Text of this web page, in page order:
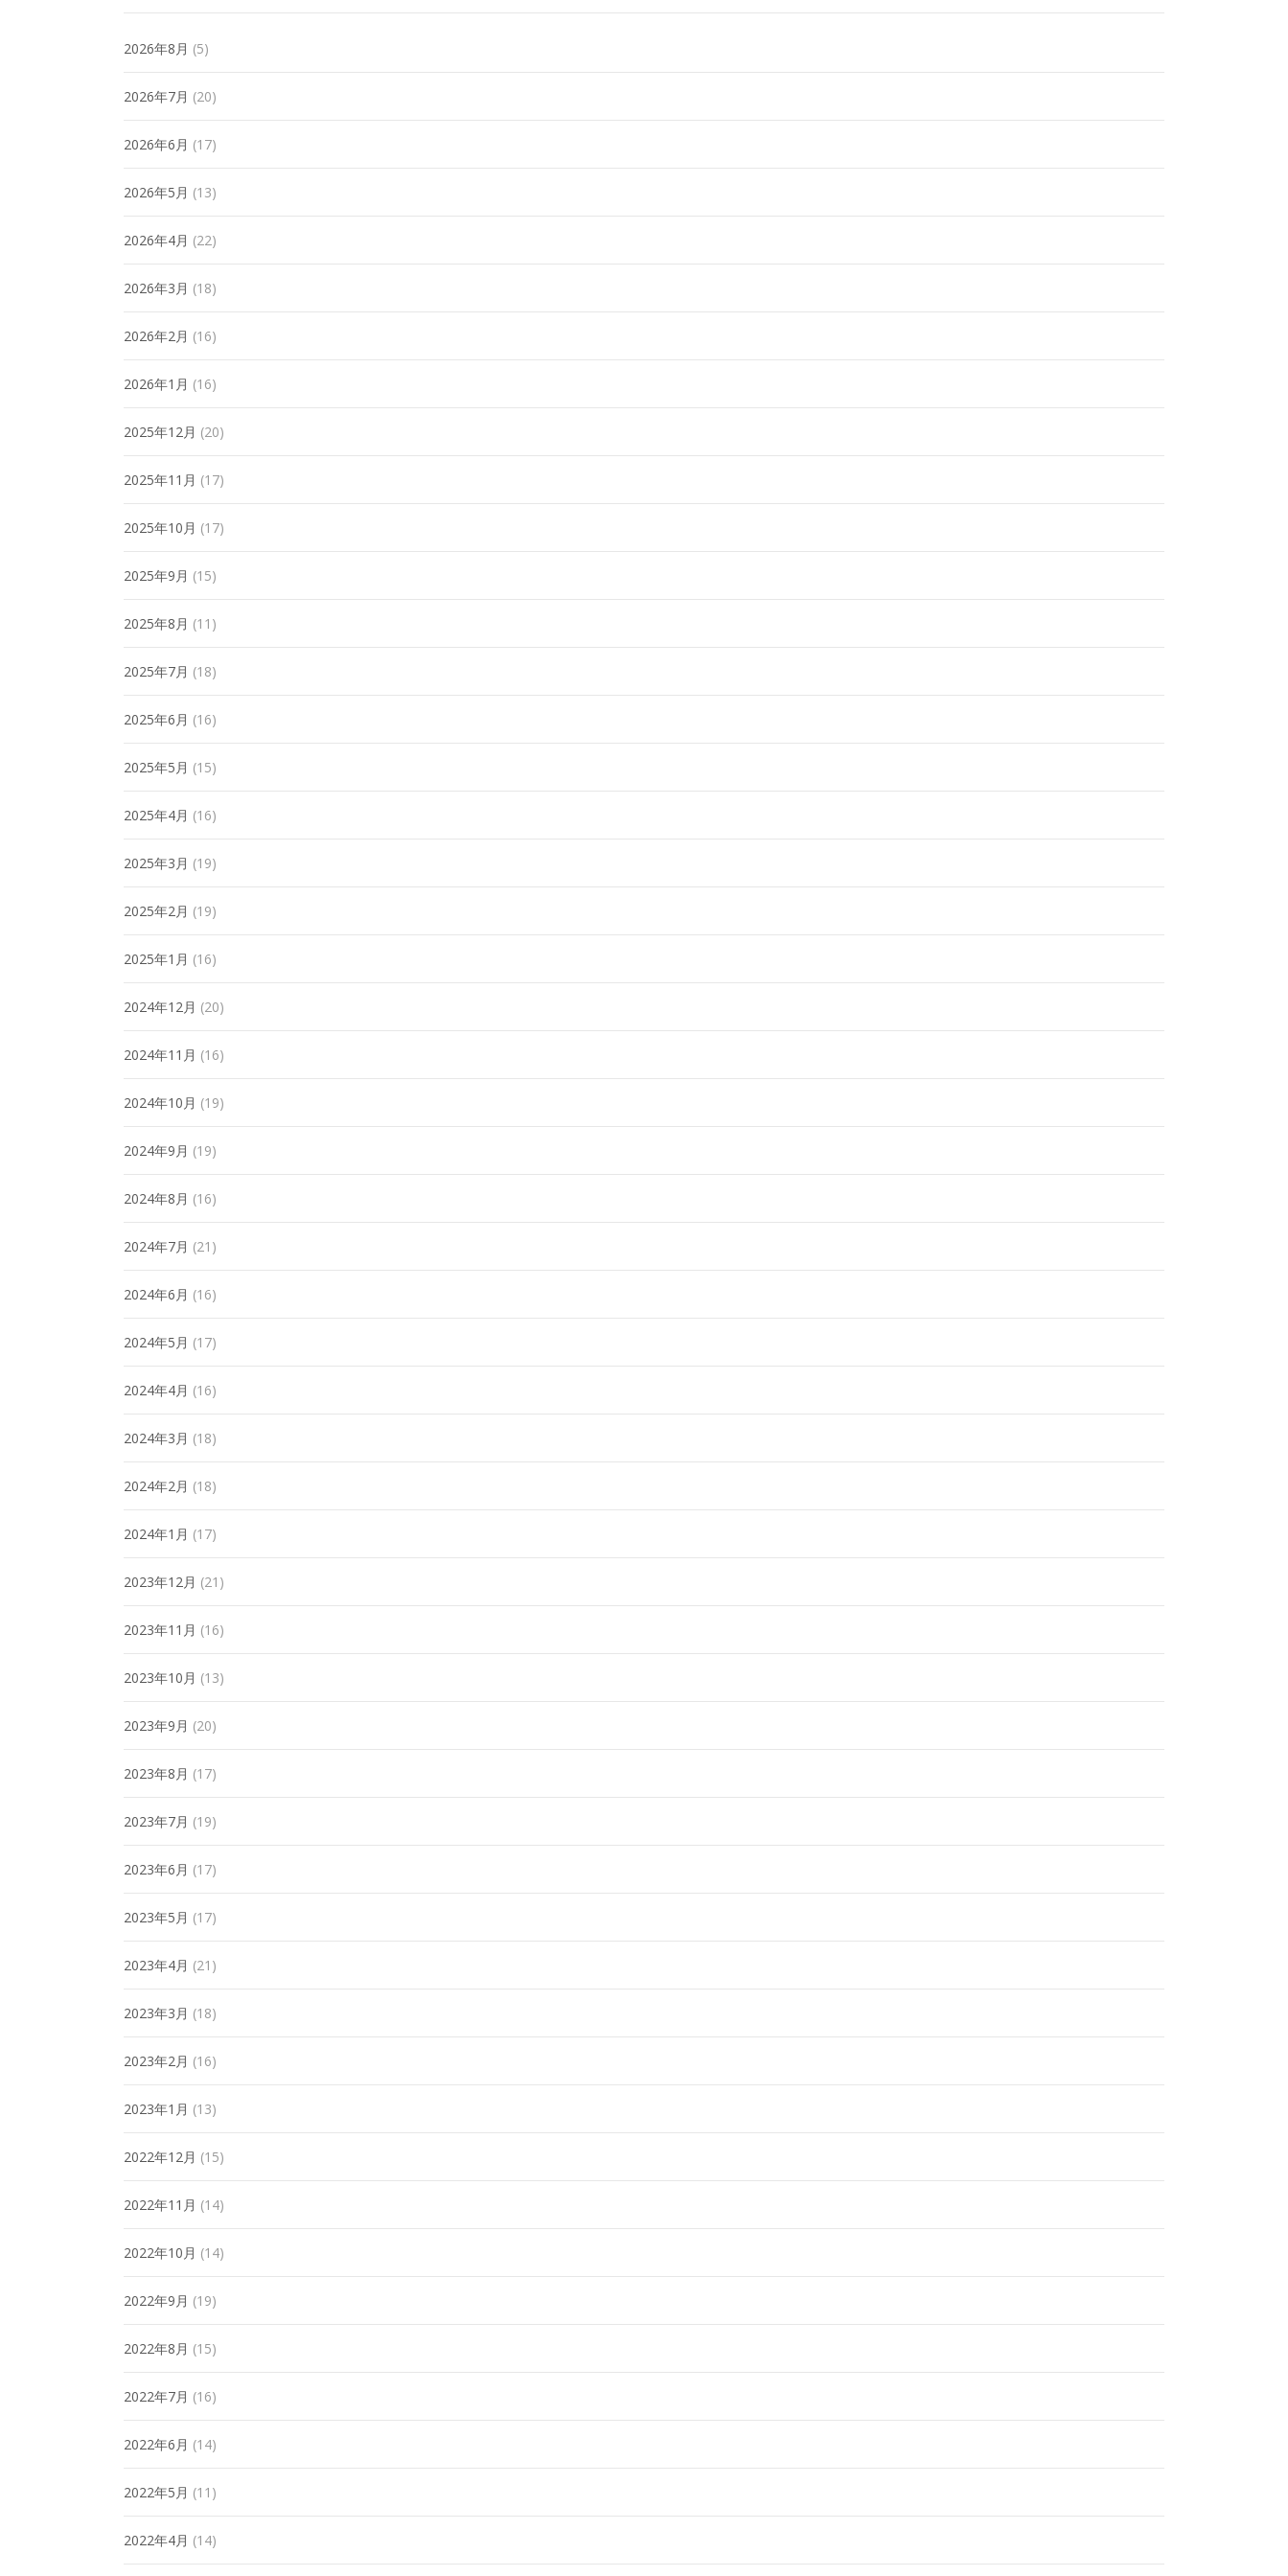
2026年8月 (5)
2026年7月 (20)
2026年6月 (17)
2026年5月 (13)
2026年4月 (22)
2026年3月 (18)
2026年2月 (16)
2026年1月 (16)
2025年12月 (20)
2025年11月 (17)
2025年10月 (17)
2025年9月 (15)
2025年8月 (11)
2025年7月 (18)
2025年6月 (16)
2025年5月 (15)
2025年4月 (16)
2025年3月 (19)
2025年2月 (19)
2025年1月 (16)
2024年12月 (20)
2024年11月 (16)
2024年10月 (19)
2024年9月 (19)
2024年8月 (16)
2024年7月 (21)
2024年6月 (16)
2024年5月 (17)
2024年4月 (16)
2024年3月 (18)
2024年2月 (18)
2024年1月 (17)
2023年12月 (21)
2023年11月 (16)
2023年10月 (13)
2023年9月 (20)
2023年8月 (17)
2023年7月 (19)
2023年6月 (17)
2023年5月 (17)
2023年4月 (21)
2023年3月 (18)
2023年2月 (16)
2023年1月 (13)
2022年12月 (15)
2022年11月 (14)
2022年10月 (14)
2022年9月 (19)
2022年8月 (15)
2022年7月 (16)
2022年6月 (14)
2022年5月 (11)
2022年4月 (14)